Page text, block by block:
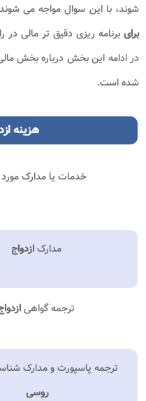
شوند، با این سوال مواجه می
برای برنامه ریزی دقیق تر مالی در
در ادامه این بخش درباره بخش
شده است.
هزینه
خدمات یا مدارک مورد
مدارکازدواج
ترجمه گواهی
ترجمه پاسپورت و مدارک
روسی